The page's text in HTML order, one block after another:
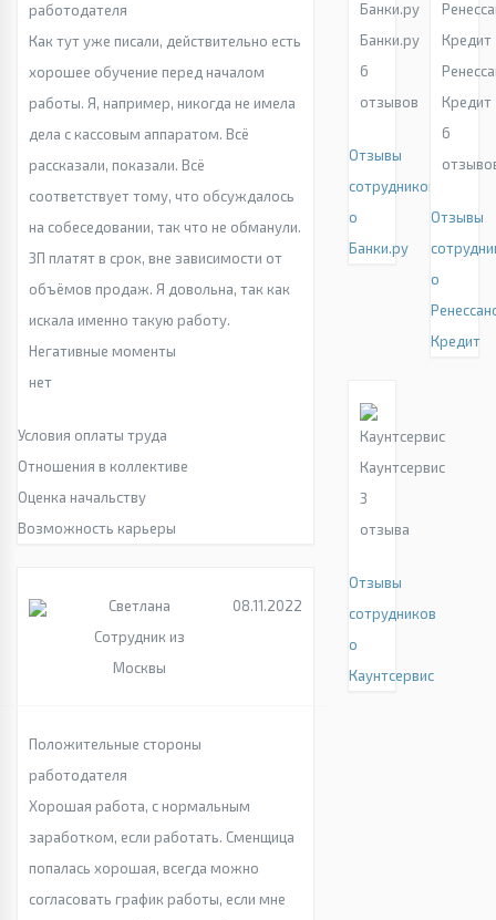
работодателя
Как тут уже писали, действительно есть
хорошее обучение перед началом
работы. Я, например, никогда не имела
дела с кассовым аппаратом. Всё
рассказали, показали. Всё
соответствует тому, что обсуждалось
на собеседовании, так что не обманули.
ЗП платят в срок, вне зависимости от
объёмов продаж. Я довольна, так как
искала именно такую работу.
Негативные моменты
нет
Условия оплаты труда
Отношения в коллективе
Оценка начальству
Возможность карьеры
Светлана
Сотрудник из
Москвы
08.11.2022
Положительные стороны
работодателя
Хорошая работа, с нормальным
заработком, если работать. Сменщица
попалась хорошая, всегда можно
согласовать график работы, если мне
Банки.ру
6
отзывов
Отзывы
сотрудников
о
Банки.ру
Кредит
6
Отзывы
о
Кредит
Каунтсервис
3
отзыва
Отзывы
сотрудников
о
Каунтсервис